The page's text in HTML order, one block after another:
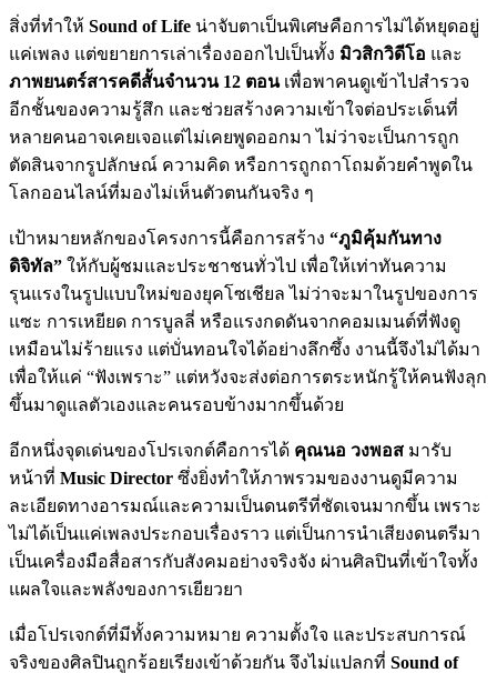
สิ่งที่ทำให้ Sound of Life น่าจับตาเป็นพิเศษคือการไม่ได้หยุดอยู่
แค่เพลง แต่ขยายการเล่าเรื่องออกไปเป็นทั้ง มิวสิกวิดีโอ และ
ภาพยนตร์สารคดีสั้นจำนวน 12 ตอนเพื่อพาคนดูเข้าไปสำรวจ
อีกชั้นของความรู้สึก และช่วยสร้างความเข้าใจต่อประเด็นที่
หลายคนอาจเคยเจอแต่ไม่เคยพูดออกมา ไม่ว่าจะเป็นการถูก
ตัดสินจากรูปลักษณ์ ความคิด หรือการถูกถาโถมด้วยคำพูดใน
โลกออนไลน์ที่มองไม่เห็นตัวตนกันจริง ๆ
เป้าหมายหลักของโครงการนี้คือการสร้าง “ภูมิคุ้มกันทาง
ดิจิทัล” ให้กับผู้ชมและประชาชนทั่วไป เพื่อให้เท่าทันความ
รุนแรงในรูปแบบใหม่ของยุคโซเชียล ไม่ว่าจะมาในรูปของการ
แซะ การเหยียด การบูลลี่ หรือแรงกดดันจากคอมเมนต์ที่ฟังดู
เหมือนไม่ร้ายแรง แต่บั่นทอนใจได้อย่างลึกซึ้ง งานนี้จึงไม่ได้มา
เพื่อให้แค่ “ฟังเพราะ” แต่หวังจะส่งต่อการตระหนักรู้ให้คนฟังลุก
ขึ้นมาดูแลตัวเองและคนรอบข้างมากขึ้นด้วย
อีกหนึ่งจุดเด่นของโปรเจกต์คือการได้ คุณนอ วงพอส มารับ
หน้าที่ Music Director ซึ่งยิ่งทำให้ภาพรวมของงานดูมีความ
ละเอียดทางอารมณ์และความเป็นดนตรีที่ชัดเจนมากขึ้น เพราะ
ไม่ได้เป็นแค่เพลงประกอบเรื่องราว แต่เป็นการนำเสียงดนตรีมา
เป็นเครื่องมือสื่อสารกับสังคมอย่างจริงจัง ผ่านศิลปินที่เข้าใจทั้ง
แผลใจและพลังของการเยียวยา
เมื่อโปรเจกต์ที่มีทั้งความหมาย ความตั้งใจ และประสบการณ์
จริงของศิลปินถูกร้อยเรียงเข้าด้วยกัน จึงไม่แปลกที่ Sound of